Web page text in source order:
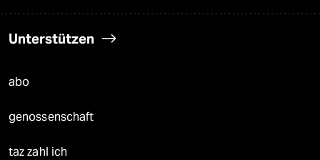
Unterstützen
abo
genossenschaft
taz zahl ich